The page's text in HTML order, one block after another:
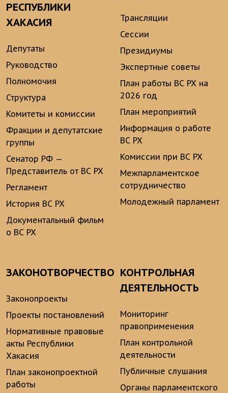
РЕСПУБЛИКИ
ХАКАСИЯ
Депутаты
Руководство
Полномочия
Структура
Комитеты и комиссии
Фракции и депутатские
группы
Сенатор РФ —
Представитель от ВС РХ
Регламент
История ВС РХ
Документальный фильм
о ВС РХ
Трансляции
Сессии
Президиумы
Экспертные советы
План работы ВС РХ на
2026 год
План мероприятий
Информация о работе
ВС РХ
Комиссии при ВС РХ
Межпарламентское
сотрудничество
Молодежный парламент
ЗАКОНОТВОРЧЕСТВО
Законопроекты
Проекты постановлений
Нормативные правовые
акты Республики
Хакасия
План законопроектной
работы
КОНТРОЛЬНАЯ
ДЕЯТЕЛЬНОСТЬ
Мониторинг
правоприменения
План контрольной
деятельности
Публичные слушания
Органы парламентского